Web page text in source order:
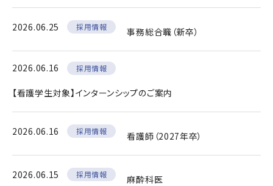
2026.06.25 採用情報 事務総合職（新卒）
2026.06.16 採用情報
【看護学生対象】インターンシップのご案内
2026.06.16 採用情報 看護師（2027年卒）
2026.06.15 採用情報 麻酔科医